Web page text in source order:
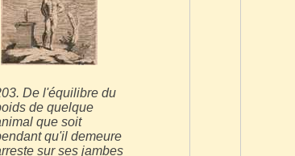
De l'équilibre du
de quelque
que soit
qu'il demeure
sur ses jambes